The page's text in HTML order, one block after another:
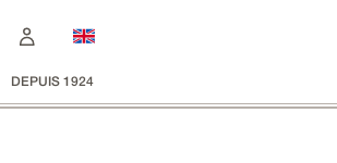
DEPUIS 1924